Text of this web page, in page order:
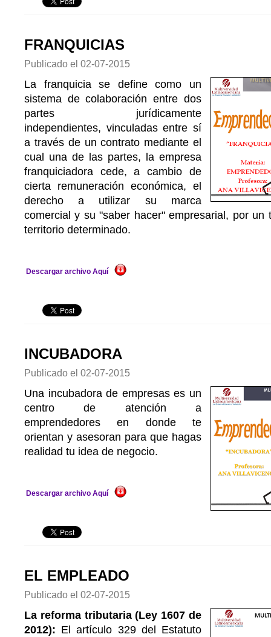
FRANQUICIAS
Publicado el 02-07-2015
La franquicia se define como un
sistema de colaboración entre dos
partes jurídicamente
independientes, vinculadas entre sí
a través de un contrato mediante el
cual una de las partes, la empresa
franquiciadora cede, a cambio de
cierta remuneración económica, el
derecho a utilizar su marca
comercial y su "saber hacer" empresarial, por un
territorio determinado.
Descargar archivo Aquí
INCUBADORA
Publicado el 02-07-2015
Una incubadora de empresas es un
centro de atención a
emprendedores en donde te
orientan y asesoran para que hagas
realidad tu idea de negocio.
Descargar archivo Aquí
EL EMPLEADO
Publicado el 02-07-2015
La reforma tributaria (Ley 1607 de
2012): El artículo 329 del Estatuto